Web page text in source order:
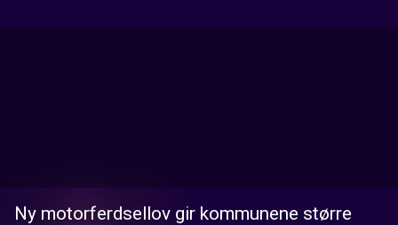
Ny motorferdsellov gir kommunene større